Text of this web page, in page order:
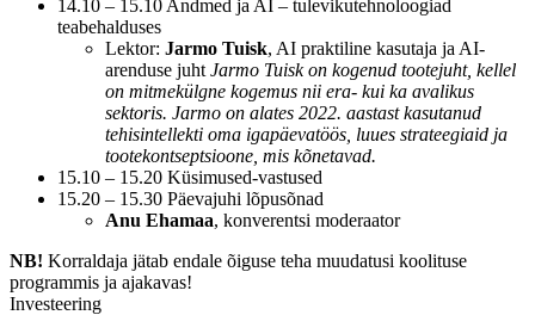
14.10 – 15.10 Andmed ja AI – tulevikutehnoloogiad
teabehalduses
Lektor: Jarmo Tuisk, AI praktiline kasutaja ja AI-
arenduse juht Jarmo Tuisk on kogenud tootejuht, kellel
on mitmekülgne kogemus nii era- kui ka avalikus
sektoris. Jarmo on alates 2022. aastast kasutanud
tehisintellekti oma igapäevatöös, luues strateegiaid ja
tootekontseptsioone, mis kõnetavad.
15.10 – 15.20 Küsimused-vastused
15.20 – 15.30 Päevajuhi lõpusõnad
Anu Ehamaa, konverentsi moderaator
NB! Korraldaja jätab endale õiguse teha muudatusi koolituse
programmis ja ajakavas!
Investeering